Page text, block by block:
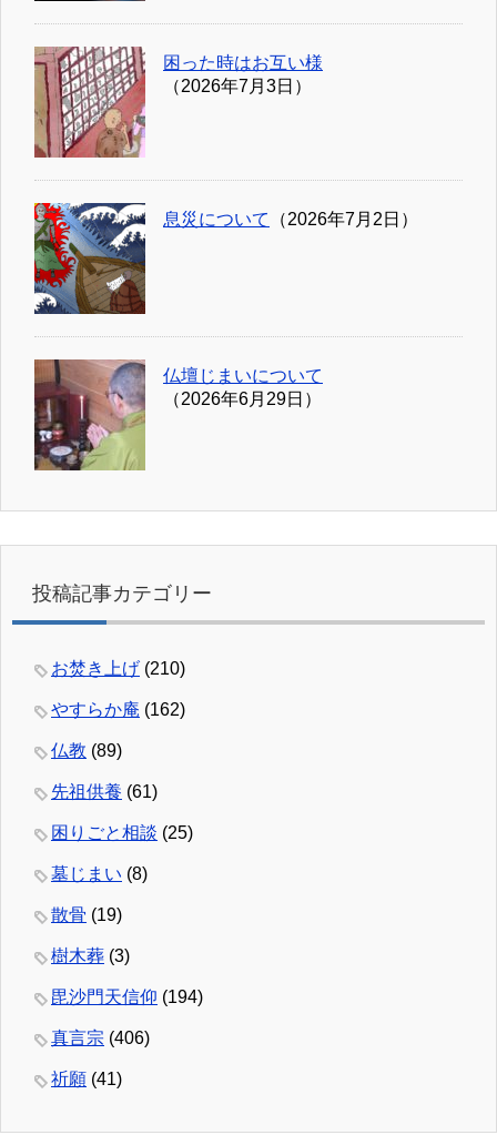
困った時はお互い様
（2026年7月3日）
息災について （2026年7月2日）
仏壇じまいについて
（2026年6月29日）
投稿記事カテゴリー
お焚き上げ (210)
やすらか庵 (162)
仏教 (89)
先祖供養 (61)
困りごと相談 (25)
墓じまい (8)
散骨 (19)
樹木葬 (3)
毘沙門天信仰 (194)
真言宗 (406)
祈願 (41)